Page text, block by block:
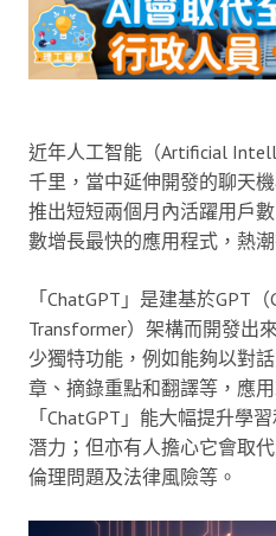
近年人工智能（Artificial
千里，當中延伸開發的聊天
推出短短兩個月內活躍用戶
數增長最快的應用程式，熱
「ChatGPT」是建基於GPT
Transformer）架構而開發出
少獨特功能，例如能夠以對
章、摘錄重點和翻譯等，應
「ChatGPT」能大幅提升學
潛力；但亦有人擔心它會取
倫理問題及法律風險等。